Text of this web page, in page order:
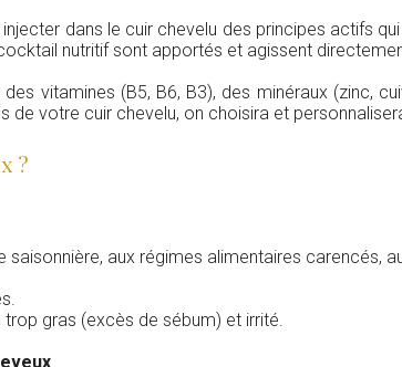
dans le cuir chevelu des principes actifs
nutritif sont apportés et agissent
vitamines (B5, B6, B3), des minéraux (zinc,
votre cuir chevelu, on choisira et
?
aux régimes alimentaires carencés,
gras (excès de sébum) et irrité.